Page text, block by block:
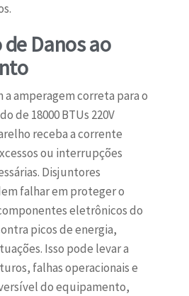
Danos ao
amperagem correta para o
de 18000 BTUs 220V
receba a corrente
ou interrupções
Disjuntores
falhar em proteger o
eletrônicos do
picos de energia,
Isso pode levar a
falhas operacionais e
do equipamento,